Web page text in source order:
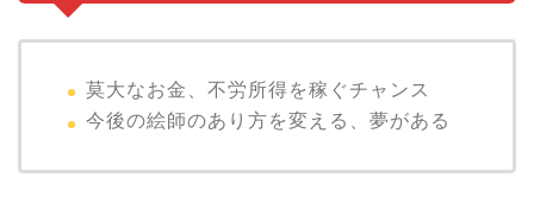
莫大なお金、不労所得を稼ぐチャンス
今後の絵師のあり方を変える、夢がある